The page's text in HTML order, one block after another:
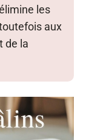
les
aux
de la